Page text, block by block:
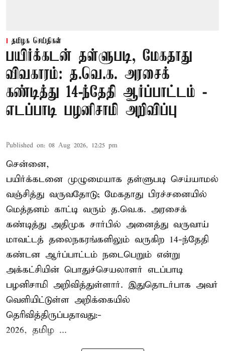
தமிழக செய்திகள்
பயிர்க்கடன் தள்ளுபடி, மேகதாது
விவகாரம்: த.வெ.க. அரசைக்
கண்டித்து 14-ந்தேதி ஆர்ப்பாட்டம் -
எடப்பாடி பழனிசாமி அறிவிப்பு
Published on: 08 Aug 2026, 12:25 pm
சென்னை,
பயிர்க்கடனை முழுமையாக தள்ளுபடி செய்யாமல்
வஞ்சித்து வருவதோடு; மேகதாது பிரச்சனையில்
மெத்தனம் காட்டி வரும் த.வெ.க. அரசைக்
கண்டித்து அதிமுக சார்பில் அனைத்து வருவாய்
மாவட்டத் தலைநகரங்களிலும் வருகிற 14-ந்தேதி
கண்டன ஆர்ப்பாட்டம் நடைபெறும் என்று
அக்கட்சியின் பொதுச்செயலாளர் எடப்பாடி
பழனிசாமி அறிவித்துள்ளார். இதுதொடர்பாக அவர்
வெளியிட்டுள்ள அறிக்கையில்
தெரிவித்திருப்பதாவது:-
2026, தமிழ ...